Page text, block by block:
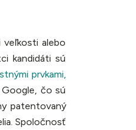
alebo
kandidáti sú
prvkami,
čo sú
patentovaný
Spoločnosť